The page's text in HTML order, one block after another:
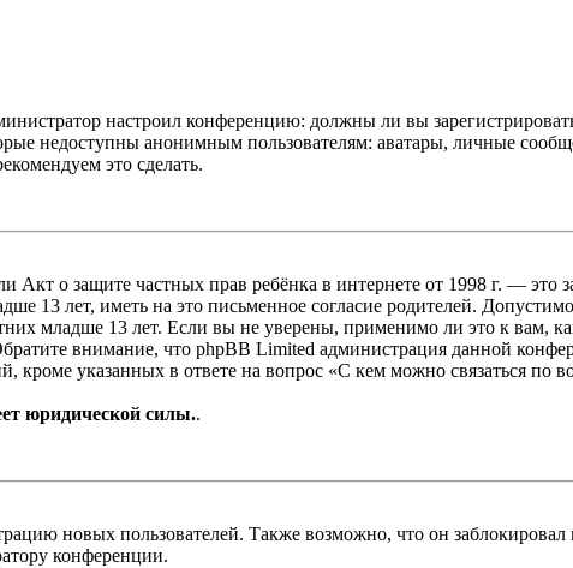
настроил конференцию: должны ли вы
недоступны анонимным пользователям: аватары, личные
это сделать.
Акт о защите частных прав ребёнка в интернете от 1998 г. —
13 лет, иметь на это письменное согласие родителей.
младше 13 лет. Если вы не уверены, применимо ли это к вам,
внимание, что phpBB Limited администрация данной
кроме указанных в ответе на вопрос «С кем можно связаться по
юридической силы..
новых пользователей. Также возможно, что он
конференции.